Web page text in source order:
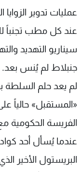
عمليات تدوير
عند كل مطب تجنباً
سيناريو التهديد
جنبلاط لم يُنس بعد.
لم يعد حلم السلطة
«المستقبل» حالياً
الفريسة الحكومية
عندما يُسأل أحد
البريستول الأخير